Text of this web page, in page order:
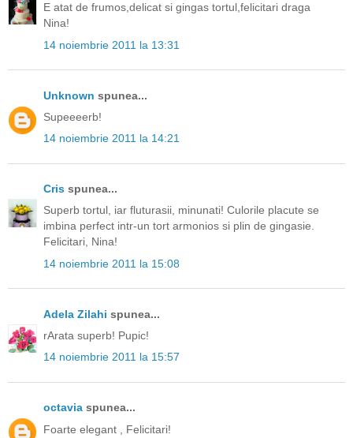
E atat de frumos,delicat si gingas tortul,felicitari draga
Nina!
14 noiembrie 2011 la 13:31
Unknown spunea...
Supeeeerb!
14 noiembrie 2011 la 14:21
Cris spunea...
Superb tortul, iar fluturasii, minunati! Culorile placute se
imbina perfect intr-un tort armonios si plin de gingasie.
Felicitari, Nina!
14 noiembrie 2011 la 15:08
Adela Zilahi spunea...
rArata superb! Pupic!
14 noiembrie 2011 la 15:57
octavia spunea...
Foarte elegant , Felicitari!